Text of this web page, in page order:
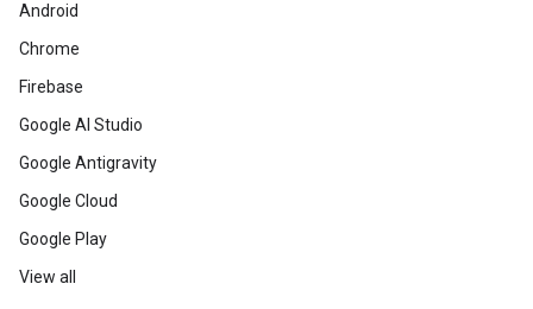
Android
Chrome
Firebase
Google AI Studio
Google Antigravity
Google Cloud
Google Play
View all